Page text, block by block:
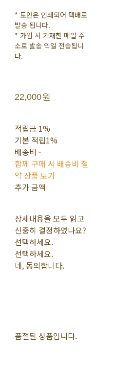
* 도안은 인쇄되어 택배로
발송 됩니다.
* 가입 시 기재한 메일 주
소로 발송 익일 전송됩니
다.
22,000원
적립금 1%
기본 적립1%
배송비 -
함께 구매 시 배송비 절
약 상품 보기
추가 금액
상세내용을 모두 읽고
신중히 결정하였나요?
선택하세요.
선택하세요.
네, 동의합니다.
품절된 상품입니다.